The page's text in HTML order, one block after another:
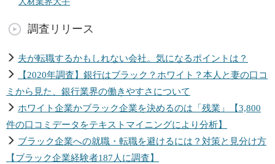
調査リリース
夫が転職するかもしれない会社。気になるポイントは？
【2020年調査】銀行はブラック？ホワイト？本人と妻の口コ
ミから見た、銀行業界の働きやすさについて
ホワイト企業かブラック企業を決めるのは「残業」【3,800
件の口コミデータをテキストマイニングにより分析】
ブラック企業への就職・転職を避けるには？対策と見分け方
【ブラック企業経験者187人に調査】